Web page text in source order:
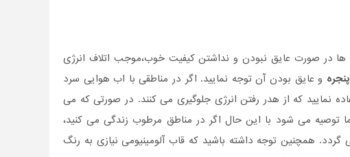
ها در صورت عایق نبودن و نداشتن کیفیت خوب،موجب اتلاف انرژی
پنجره و عایق بودن آن توجه نمایید. اگر در مناطقی با اب هوایی سرد
نمایید که از هدر رفتن انرژی جلوگیری می کنند. در صورتی که می
توصیه می شود با این حال اگر در مناطق مرطوب زندگی می کنید،
همچنین توجه داشته باشید که قاب آلومینیومی نیازی به رنگ